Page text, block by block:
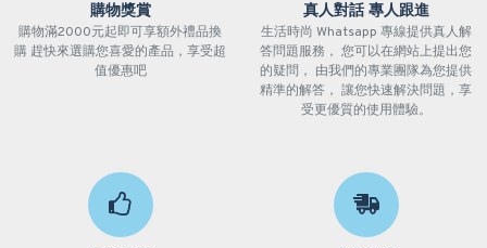
購物獎賞
購物滿2000元起即可享額外禮品換
購 趕快來選購您喜愛的產品，享受超
值優惠吧
真人對話 專人跟進
生活時尚 Whatsapp 專線提供真人解
答問題服務， 您可以在網站上提出您
的疑問， 由我們的專業團隊為您提供
精準的解答， 讓您快速解決問題，享
受更優質的使用體驗。